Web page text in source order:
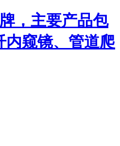
，主要产品包
内窥镜、管道爬